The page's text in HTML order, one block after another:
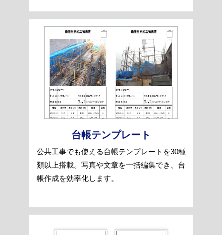
台帳テンプレート
公共工事でも使える台帳テンプレートを30種
類以上搭載。写真や文章を一括編集でき、台
帳作成を効率化します。